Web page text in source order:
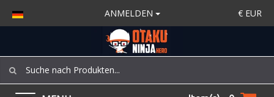
ANMELDEN € EUR